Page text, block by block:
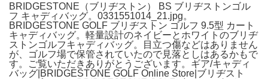
BRIDGESTONE（ブリヂストン） BS ブリヂストンゴル
フ キャディバッグ。0331551014_21.jpg。
BRIDGESTONE GOLF ブリヂストン ゴルフ 9.5型 カート
キャディバッグ。軽量設計のネイビーとホワイトのブリヂ
ストンゴルフキャディバッグ。目立つ傷などはありません
が、ゴルフ場で保管されていたので見落としはあるかもで
す。ご覧いただきありがとうございます。ギア/キャディ
バッグ|BRIDGESTONE GOLF Online Store|ブリヂスト